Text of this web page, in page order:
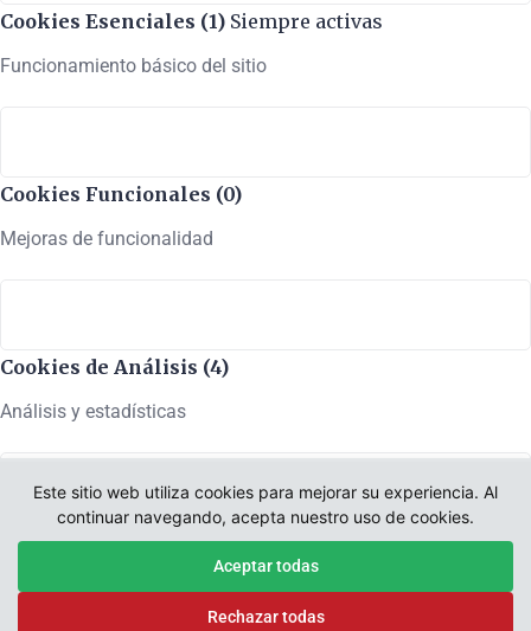
Cookies Esenciales (1) Siempre activas
Funcionamiento básico del sitio
Cookies Funcionales (0)
Mejoras de funcionalidad
Cookies de Análisis (4)
Análisis y estadísticas
Cookies de Marketing (6)
Marketing y publicidad
Este sitio web utiliza cookies para mejorar su experiencia. Al
continuar navegando, acepta nuestro uso de cookies.
Aceptar todas
Rechazar todas